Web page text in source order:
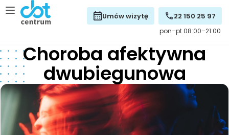
Umów wizytę 22 150 25 97
pon–pt 08:00–21:00
Choroba afektywna
dwubiegunowa